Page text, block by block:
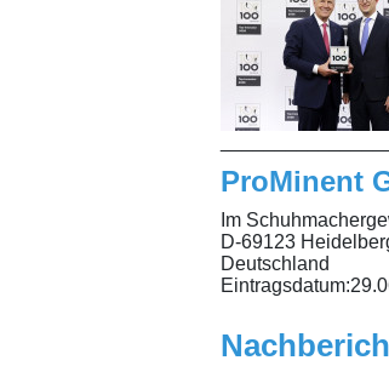
ProMinent
Im
D-69123
Deutschland
Eintragsdatum: